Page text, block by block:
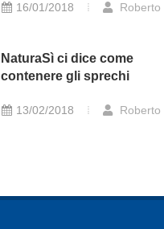
16/01/2018 Roberto
NaturaSì ci dice come
contenere gli sprechi
13/02/2018 Roberto